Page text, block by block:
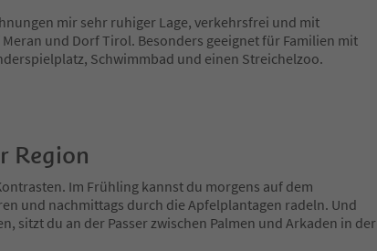
mir sehr ruhiger Lage, verkehrsfrei und mit
und Dorf Tirol. Besonders geeignet für Familien mit
Schwimmbad und einen Streichelzoo.
Region
Im Frühling kannst du morgens auf dem
und nachmittags durch die Apfelplantagen radeln. Und
sitzt du an der Passer zwischen Palmen und Arkaden in der